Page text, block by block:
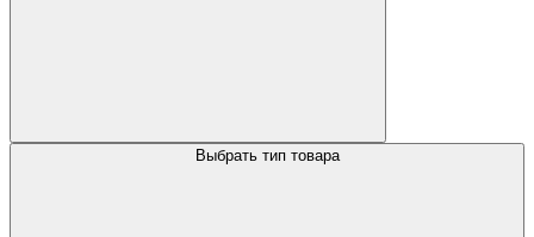
Выбрать тип товара